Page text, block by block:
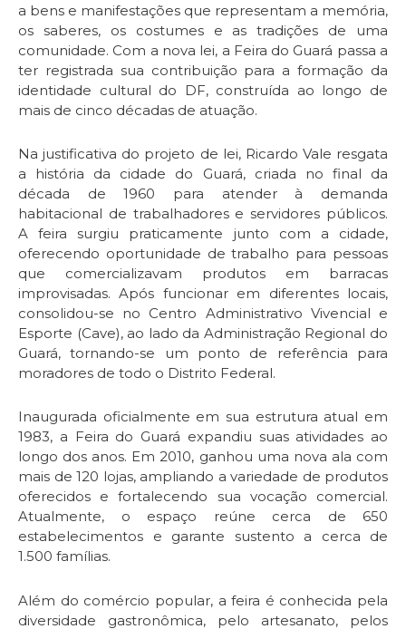
a bens e manifestações que representam a memória,
os saberes, os costumes e as tradições de uma
comunidade. Com a nova lei, a Feira do Guará passa a
ter registrada sua contribuição para a formação da
identidade cultural do DF, construída ao longo de
mais de cinco décadas de atuação.
Na justificativa do projeto de lei, Ricardo Vale resgata
a história da cidade do Guará, criada no final da
década de 1960 para atender à demanda
habitacional de trabalhadores e servidores públicos.
A feira surgiu praticamente junto com a cidade,
oferecendo oportunidade de trabalho para pessoas
que comercializavam produtos em barracas
improvisadas. Após funcionar em diferentes locais,
consolidou-se no Centro Administrativo Vivencial e
Esporte (Cave), ao lado da Administração Regional do
Guará, tornando-se um ponto de referência para
moradores de todo o Distrito Federal.
Inaugurada oficialmente em sua estrutura atual em
1983, a Feira do Guará expandiu suas atividades ao
longo dos anos. Em 2010, ganhou uma nova ala com
mais de 120 lojas, ampliando a variedade de produtos
oferecidos e fortalecendo sua vocação comercial.
Atualmente, o espaço reúne cerca de 650
estabelecimentos e garante sustento a cerca de
1.500 famílias.
Além do comércio popular, a feira é conhecida pela
diversidade gastronômica, pelo artesanato, pelos